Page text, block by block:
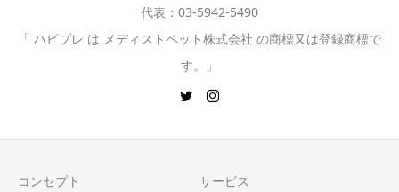
代表：03-5942-5490
「 ハピプレ は メディストペット株式会社 の商標又は登録商標で
す。」
コンセプト サービス